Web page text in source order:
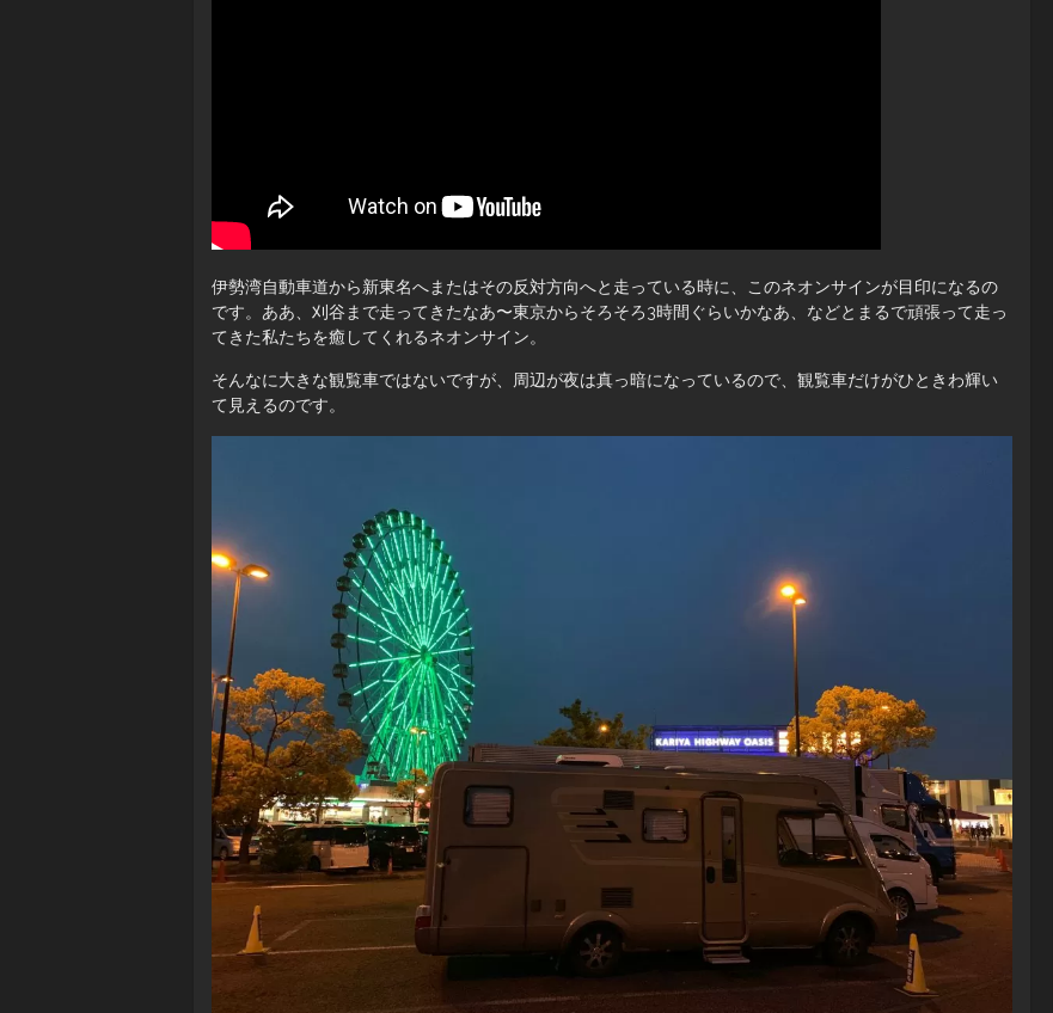
伊勢湾自動車道から新東名へまたはその反対方向へと走っている時に、このネオンサインが目印になるの
です。ああ、刈谷まで走ってきたなあ〜東京からそろそろ3時間ぐらいかなあ、などとまるで頑張って走っ
てきた私たちを癒してくれるネオンサイン。
そんなに大きな観覧車ではないですが、周辺が夜は真っ暗になっているので、観覧車だけがひときわ輝い
て見えるのです。